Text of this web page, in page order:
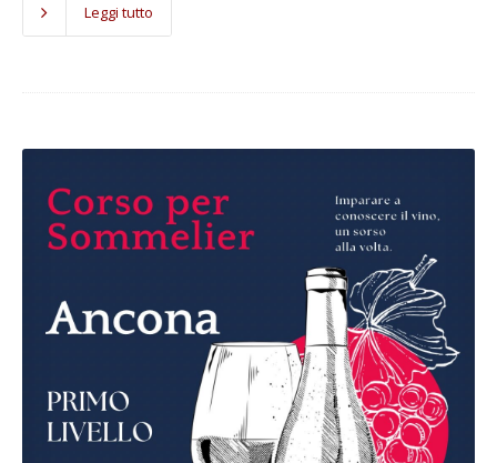
Leggi tutto